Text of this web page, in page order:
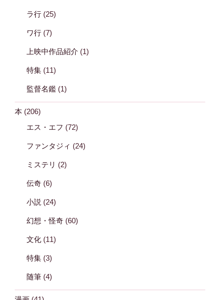
ラ行 (25)
ワ行 (7)
上映中作品紹介 (1)
特集 (11)
監督名鑑 (1)
本 (206)
エス・エフ (72)
ファンタジィ (24)
ミステリ (2)
伝奇 (6)
小説 (24)
幻想・怪奇 (60)
文化 (11)
特集 (3)
随筆 (4)